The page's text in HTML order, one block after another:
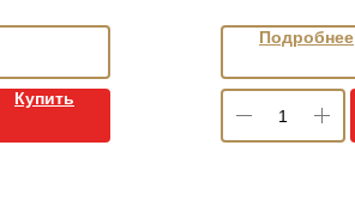
Купить
Подробнее